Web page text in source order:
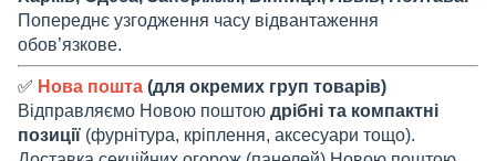
Попереднє узгодження часу відвантаження
обов’язкове.
✅ Нова пошта (для окремих груп товарів)
Відправляємо Новою поштою дрібні та компактні
позиції (фурнітура, кріплення, аксесуари тощо).